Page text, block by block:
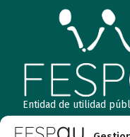
Entidad de utilidad